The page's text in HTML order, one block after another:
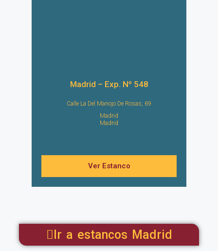
Madrid – Exp. Nº 548
Calle La Del Manojo De Rosas, 69
Madrid
Madrid
Ver Estanco
Ir a estancos Madrid